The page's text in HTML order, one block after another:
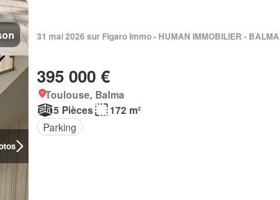
31 mai 2026 sur Figaro Immo - HUMAN IMMOBILIER - BALMA
395 000 €
Toulouse, Balma
5 Pièces
172 m²
Parking